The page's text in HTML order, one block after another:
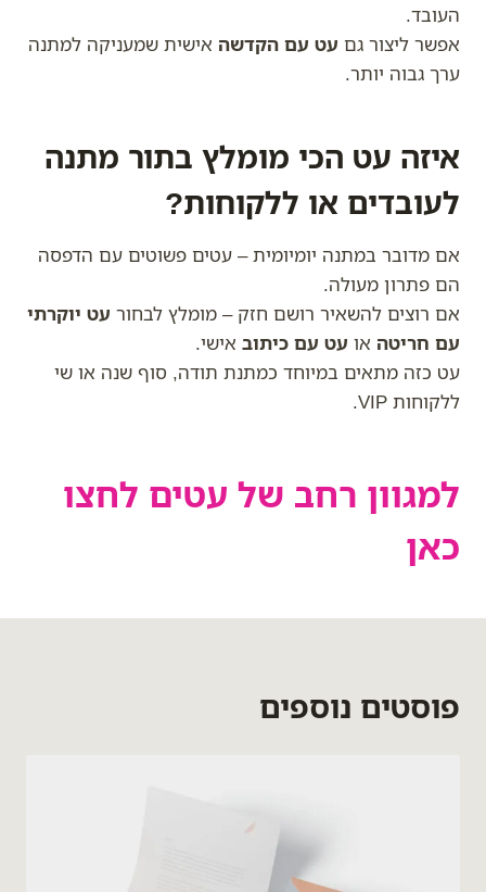
העובד.
אפשר ליצור גם עט עם הקדשה אישית שמעניקה למתנה
ערך גבוה יותר.
איזה עט הכי מומלץ בתור מתנה
לעובדים או ללקוחות?
אם מדובר במתנה יומיומית – עטים פשוטים עם הדפסה
הם פתרון מעולה.
אם רוצים להשאיר רושם חזק – מומלץ לבחור עט יוקרתי
עם חריטה או עט עם כיתוב אישי.
עט כזה מתאים במיוחד כמתנת תודה, סוף שנה או שי
ללקוחות VIP.
למגוון רחב של עטים לחצו
כאן
פוסטים נוספים